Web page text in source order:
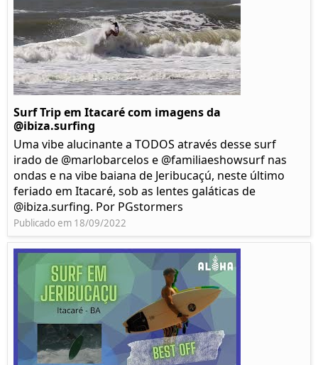
Surf Trip em Itacaré com imagens da
@ibiza.surfing
Uma vibe alucinante a TODOS através desse surf
irado de @marlobarcelos e @familiaeshowsurf nas
ondas e na vibe baiana de Jeribucaçú, neste último
feriado em Itacaré, sob as lentes galáticas de
@ibiza.surfing. Por PGstormers
Publicado em 18/09/2022